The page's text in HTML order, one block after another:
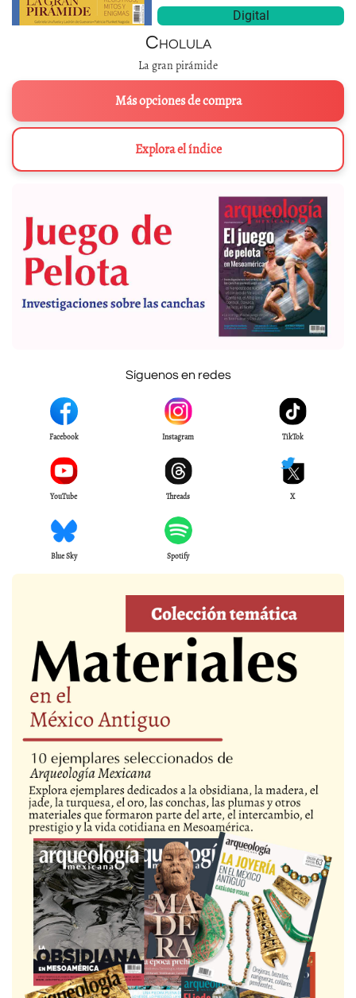
Digital
Cholula
La gran pirámide
Más opciones de compra
Explora el índice
Síguenos en redes
Facebook Instagram TikTok
YouTube Threads X
Blue Sky Spotify